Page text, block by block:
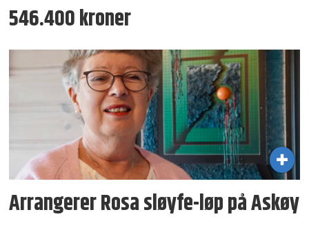
546.400 kroner
Arrangerer Rosa sløyfe-løp på Askøy